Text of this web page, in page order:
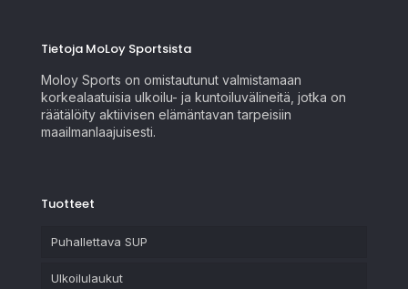
Tietoja MoLoy Sportsista
Moloy Sports on omistautunut valmistamaan
korkealaatuisia ulkoilu- ja kuntoiluvälineitä, jotka on
räätälöity aktiivisen elämäntavan tarpeisiin
maailmanlaajuisesti.
Tuotteet
Puhallettava SUP
Ulkoilulaukut